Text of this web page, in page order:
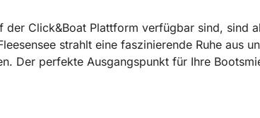
der Click&Boat Plattform verfügbar sind, sind
strahlt eine faszinierende Ruhe aus
Der perfekte Ausgangspunkt für Ihre